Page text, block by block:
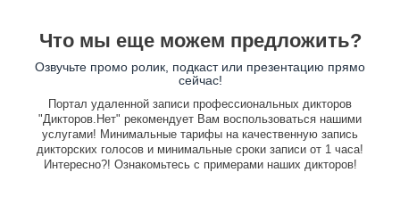
Что мы еще можем предложить?
Озвучьте промо ролик, подкаст или презентацию прямо
сейчас!
Портал удаленной записи профессиональных дикторов
"Дикторов.Нет" рекомендует Вам воспользоваться нашими
услугами! Минимальные тарифы на качественную запись
дикторских голосов и минимальные сроки записи от 1 часа!
Интересно?! Ознакомьтесь с примерами наших дикторов!